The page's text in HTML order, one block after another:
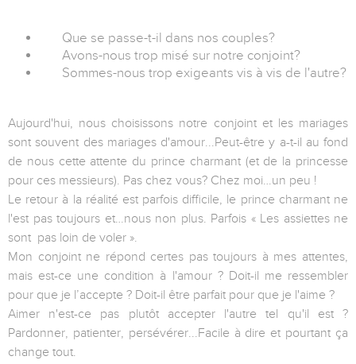
Que se passe-t-il dans nos couples?
Avons-nous trop misé sur notre conjoint?
Sommes-nous trop exigeants vis à vis de l'autre?
Aujourd'hui, nous choisissons notre conjoint et les mariages
sont souvent des mariages d'amour...Peut-être y a-t-il au fond
de nous cette attente du prince charmant (et de la princesse
pour ces messieurs). Pas chez vous? Chez moi…un peu !
Le retour à la réalité est parfois difficile, le prince charmant ne
l'est pas toujours et…nous non plus. Parfois « Les assiettes ne
sont pas loin de voler ».
Mon conjoint ne répond certes pas toujours à mes attentes,
mais est-ce une condition à l'amour ? Doit-il me ressembler
pour que je l’accepte ? Doit-il être parfait pour que je l'aime ?
Aimer n'est-ce pas plutôt accepter l'autre tel qu'il est ?
Pardonner, patienter, persévérer...Facile à dire et pourtant ça
change tout.